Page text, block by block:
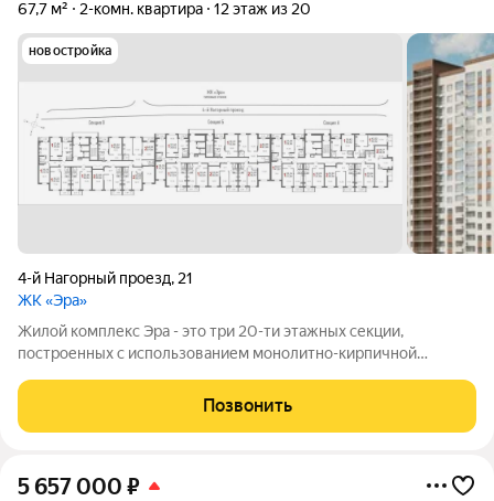
67,7 м² 2-комн. квартира 12 этаж из 20
новостройка
4-й Нагорный проезд, 21
ЖК «Эра»
Жилой комплекс Эра - это три 20-ти этажных секции,
построенных с использованием монолитно-кирпичной
первый этаж и наличие крышной котельной, позволяющей
будущим жителям дома самим контролировать
Позвонить
5 657 000 ₽